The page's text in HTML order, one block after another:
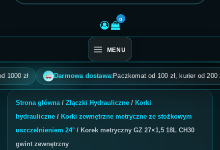
0
MENU
zł Darmowa dostawa:Paczkomat od 100 zł, kurier od 200 zł,
Strona główna/ Złączki Hydrauliczne / Korki
hydrauliczne / Korki zewnętrzne metryczne ze stożkowym
uszczelnieniem 24° / Korek metryczny GZ 27×1,5 18L CH30
gwint zewnętrzny